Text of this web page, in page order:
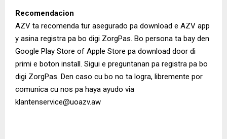
Recomendacion
AZV ta recomenda tur asegurado pa download e AZV app
y asina registra pa bo digi ZorgPas. Bo persona ta bay den
Google Play Store of Apple Store pa download door di
primi e boton install. Sigui e preguntanan pa registra pa bo
digi ZorgPas. Den caso cu bo no ta logra, libremente por
comunica cu nos pa haya ayudo via
klantenservice@uoazv.aw